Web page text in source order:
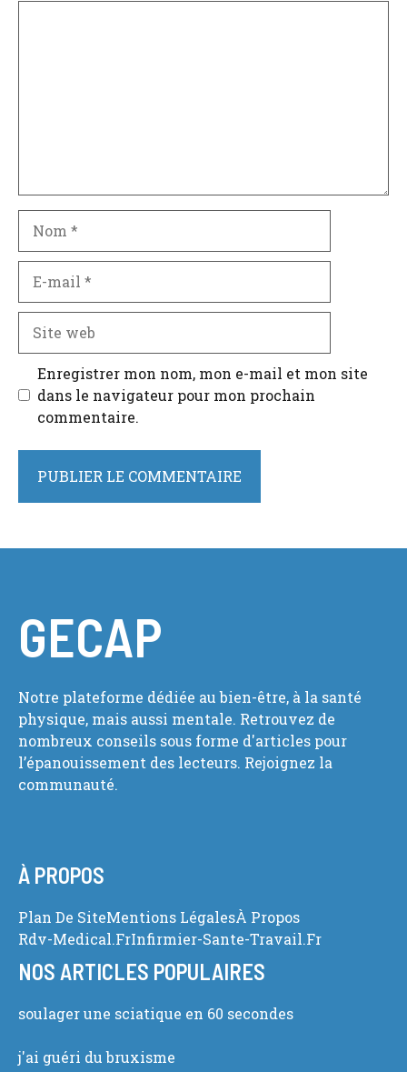
mail
web
Enregistrer mon nom, mon e-mail et mon site
dans le navigateur pour mon prochain
commentaire.
GECAP
Notre plateforme dédiée au bien-être, à la santé
physique, mais aussi mentale. Retrouvez de
nombreux conseils sous forme d'articles pour
l’épanouissement des lecteurs. Rejoignez la
communauté.
À PROPOS
Plan De SiteMentions LégalesÀ Propos
Rdv-Medical.frInfirmier-Sante-Travail.fr
NOS ARTICLES POPULAIRES
soulager une sciatique en 60 secondes
j'ai guéri du bruxisme